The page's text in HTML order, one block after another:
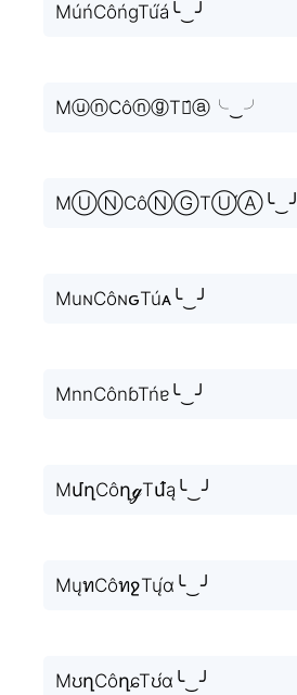
MúńCôńgTú́á╰‿╯
MⓤⓝCôⓝⓖTⓤ́ⓐ╰‿╯
MⓊⓃCôⓃⒼTⓊ́Ⓐ╰‿╯
MuɴCôɴԍTúᴀ╰‿╯
MnnCônɓTńɐ╰‿╯
MմղCôղℊTմ́ą╰‿╯
MųทCôทջTų́α╰‿╯
MʊղCôղɕTʊ́ɑ╰‿╯